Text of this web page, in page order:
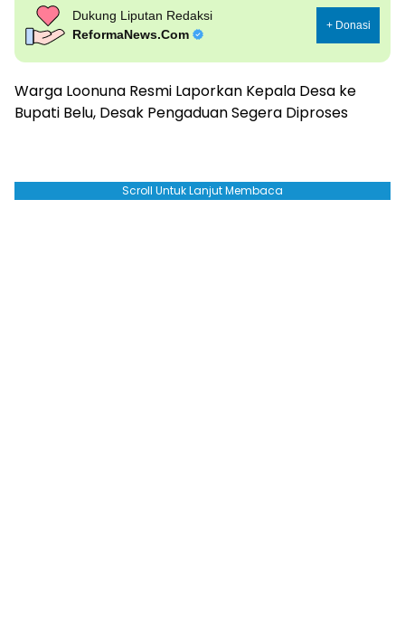
Dukung Liputan Redaksi
ReformaNews.Com
+ Donasi
Warga Loonuna Resmi Laporkan Kepala Desa ke
Bupati Belu, Desak Pengaduan Segera Diproses
Scroll Untuk Lanjut Membaca